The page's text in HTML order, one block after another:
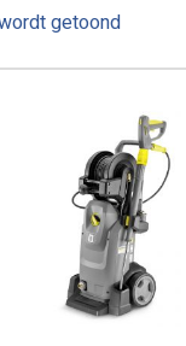
getoond